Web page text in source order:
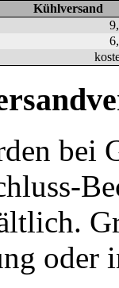
Kühlversand
bei
oder